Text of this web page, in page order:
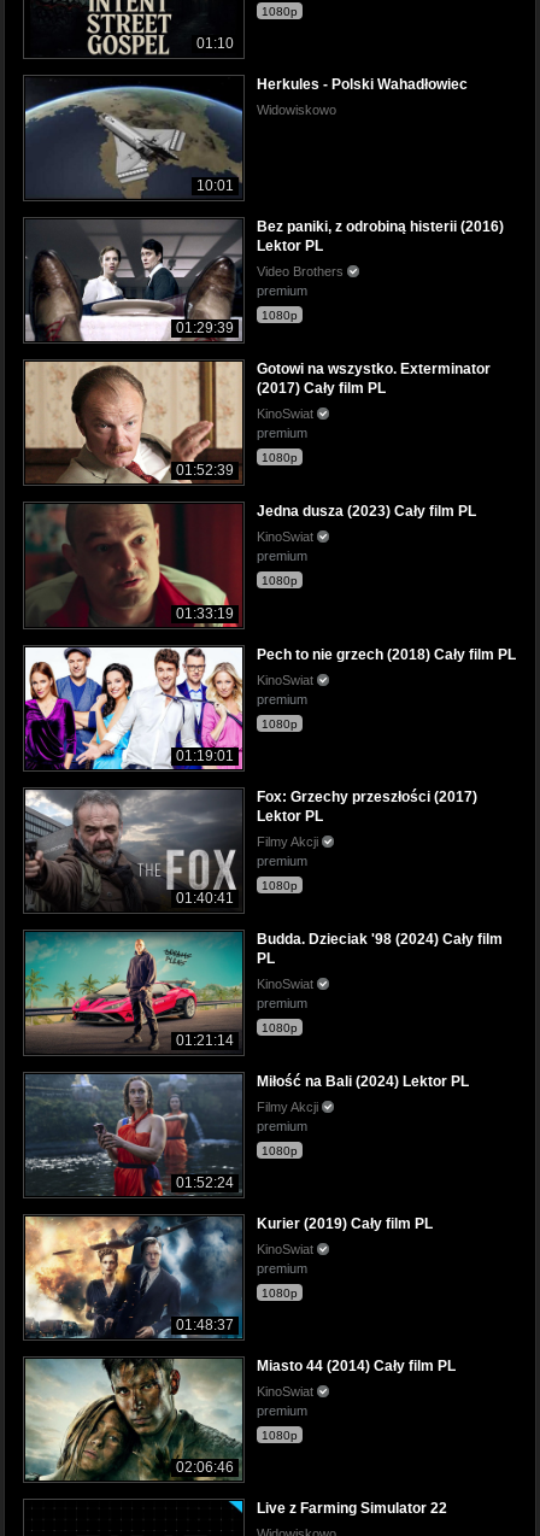
01:10
1080p
10:01
Herkules - Polski Wahadłowiec
Widowiskowo
01:29:39
Bez paniki, z odrobiną histerii (2016)
Lektor PL
Video Brothers
premium
1080p
01:52:39
Gotowi na wszystko. Exterminator
(2017) Cały film PL
KinoSwiat
premium
1080p
01:33:19
Jedna dusza (2023) Cały film PL
KinoSwiat
premium
1080p
01:19:01
Pech to nie grzech (2018) Cały film PL
KinoSwiat
premium
1080p
01:40:41
Fox: Grzechy przeszłości (2017)
Lektor PL
Filmy Akcji
premium
1080p
01:21:14
Budda. Dzieciak '98 (2024) Cały film
PL
KinoSwiat
premium
1080p
01:52:24
Miłość na Bali (2024) Lektor PL
Filmy Akcji
premium
1080p
01:48:37
Kurier (2019) Cały film PL
KinoSwiat
premium
1080p
02:06:46
Miasto 44 (2014) Cały film PL
KinoSwiat
premium
1080p
Live z Farming Simulator 22